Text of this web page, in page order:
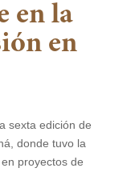
en la
en
sexta edición de
donde tuvo la
proyectos de